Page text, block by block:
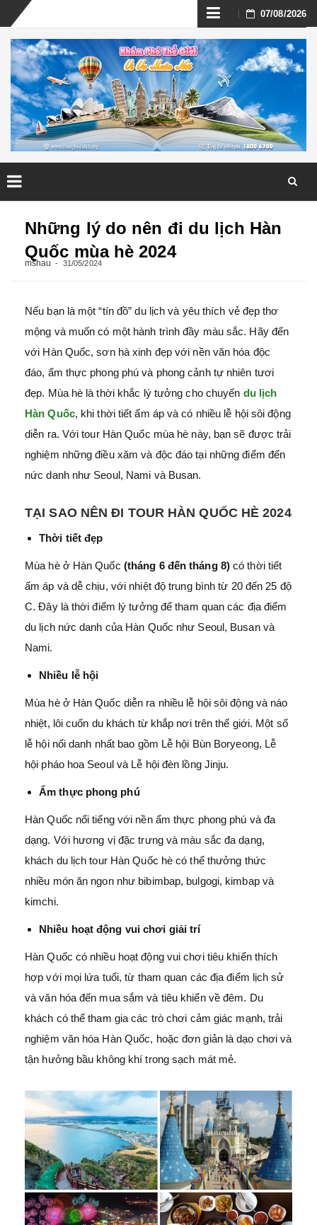
Skip
to
content
07/08/2026
Những lý do nên đi du lịch Hàn
Quốc mùa hè 2024
mshau 31/05/2024
Nếu bạn là một “tín đồ” du lịch và yêu thích vẻ đẹp thơ
mộng và muốn có một hành trình đầy màu sắc. Hãy đến
với Hàn Quốc, sơn hà xinh đẹp với nền văn hóa độc
đáo, ẩm thực phong phú và phong cảnh tự nhiên tươi
đẹp. Mùa hè là thời khắc lý tưởng cho chuyến du lịch
Hàn Quốc, khi thời tiết ấm áp và có nhiều lễ hội sôi động
diễn ra. Với tour Hàn Quốc mùa hè này, bạn sẽ được trải
nghiệm những điều xăm và độc đáo tại những điểm đến
nức danh như Seoul, Nami và Busan.
TẠI SAO NÊN ĐI TOUR HÀN QUỐC HÈ 2024
Thời tiết đẹp
Mùa hè ở Hàn Quốc (tháng 6 đến tháng 8) có thời tiết
ấm áp và dễ chịu, với nhiệt độ trung bình từ 20 đến 25 độ
C. Đây là thời điểm lý tưởng để tham quan các địa điểm
du lịch nức danh của Hàn Quốc như Seoul, Busan và
Nami.
Nhiều lễ hội
Mùa hè ở Hàn Quốc diễn ra nhiều lễ hội sôi động và náo
nhiệt, lôi cuốn du khách từ khắp nơi trên thế giới. Một số
lễ hội nổi danh nhất bao gồm Lễ hội Bùn Boryeong, Lễ
hội pháo hoa Seoul và Lễ hội đèn lồng Jinju.
Ẩm thực phong phú
Hàn Quốc nổi tiếng với nền ẩm thực phong phú và đa
dạng. Với hương vị đặc trưng và màu sắc đa dạng,
khách du lịch tour Hàn Quốc hè có thể thưởng thức
nhiều món ăn ngon như bibimbap, bulgogi, kimbap và
kimchi.
Nhiều hoạt động vui chơi giải trí
Hàn Quốc có nhiều hoạt động vui chơi tiêu khiển thích
hợp với mọi lứa tuổi, từ tham quan các địa điểm lịch sử
và văn hóa đến mua sắm và tiêu khiển về đêm. Du
khách có thể tham gia các trò chơi cảm giác mạnh, trải
nghiệm văn hóa Hàn Quốc, hoặc đơn giản là dạo chơi và
tận hưởng bầu không khí trong sạch mát mẻ.